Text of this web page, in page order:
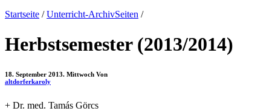
Startseite / Unterricht-ArchivSeiten /
Herbstsemester (2013/2014)
18. September 2013. Mittwoch Von
altdorferkaroly
+ Dr. med. Tamás Görcs